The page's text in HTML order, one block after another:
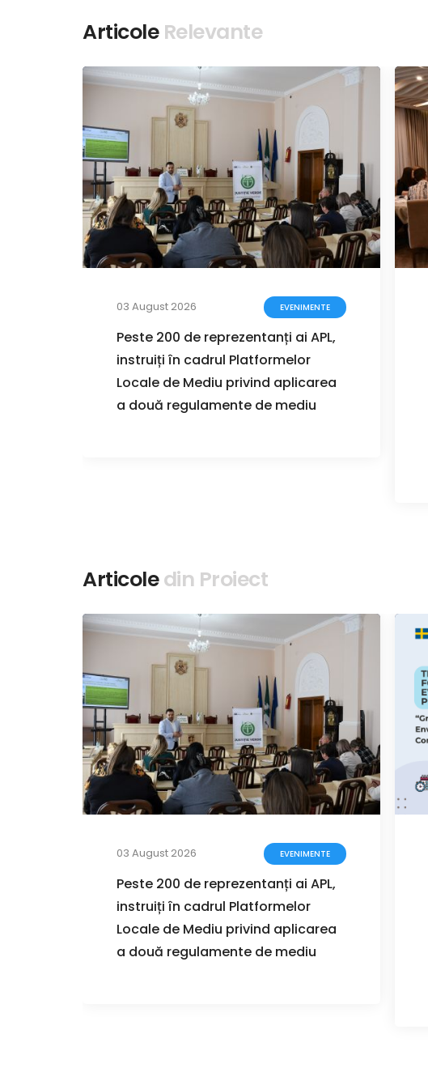
Articole Relevante
03 August 2026 EVENIMENTE
Peste 200 de reprezentanți ai APL,
instruiți în cadrul Platformelor
Locale de Mediu privind aplicarea
a două regulamente de mediu
Articoledin Proiect
03 August 2026 EVENIMENTE
Peste 200 de reprezentanți ai APL,
instruiți în cadrul Platformelor
Locale de Mediu privind aplicarea
a două regulamente de mediu